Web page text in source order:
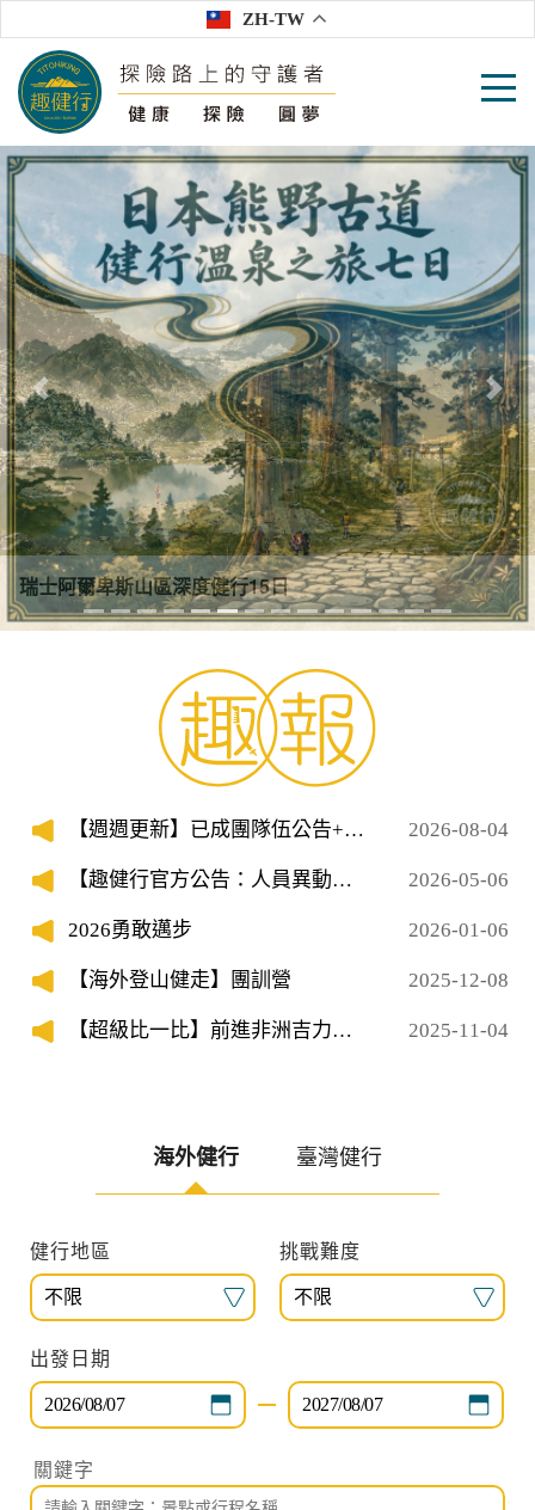
ZH-TW
瑞士阿爾卑斯山區深度健行15日
往前 往後
【週週更新】已成團隊伍公告+隊
員招募
2026-08-04
【趣健行官方公告：人員異動與
服務窗口說明】
2026-05-06
2026勇敢邁步 2026-01-06
【海外登山健走】團訓營 2025-12-08
【超級比一比】前進非洲吉力馬 2025-11-04
海外健行 臺灣健行
旅遊區域 目的地
出發期間